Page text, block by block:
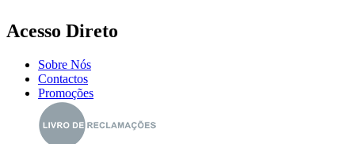
Acesso Direto
Sobre Nós
Contactos
Promoções